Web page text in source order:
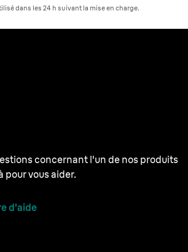
dans les 24 h suivant la mise en charge.
concernant l'un de nos produits
pour vous aider.
d'aide